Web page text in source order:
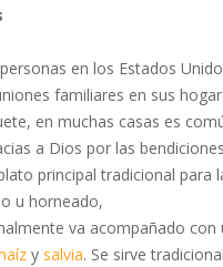
en los Estados
familiares en sus
en muchas casas es
a Dios por las
principal tradicional para
u horneado,
va acompañado con
y salvia. Se sirve